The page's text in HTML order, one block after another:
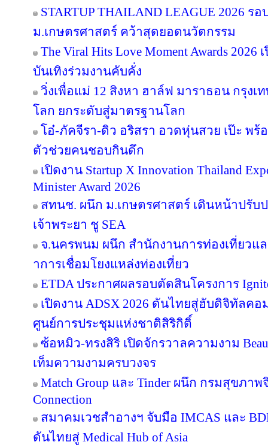
STARTUP THAILAND LEAGUE 2026 ร
ม.เกษตรศาสตร์ คว้าสุดยอดนวัตกรรม
The Viral Hits Love Moment Awards
บันเทิงร่วมงานคับคั่ง
วิ่งเพื่อแม่ 12 สิงหา ฮาล์ฟ มาราธอน กรุงเ
โลก ยกระดับสู่มาตรฐานโลก
โอ๋-ภัคจีรา-ดิว อริสรา อวดหุ่นสวย เป๊ะ พร้
ตัวช่วยคนชอบกินดึก
เปิดงาน Startup X Innovation Thailand
Minister Award 2026
สทนช. ผนึก ม.เกษตรศาสตร์ เดินหน้าปรั
เจ้าพระยา ชู SEA
จ.นครพนม ผนึก สำนักงานการท่องเที่ยวแ
าการเชื่อมโยงแหล่งท่องเที่ยว
ETDA ประกาศผลรอบตัดสินโครงการ
เปิดงาน ADSX 2026 ดันไทยสู่ฮับดิจิทัลคอ
ศูนย์การประชุมแห่งชาติสิริกิติ์
ซ้อหมิว-ทรงสิริ เปิดจักรวาลความงาม
เท็มความงามครบวงจร
Match Group และ Tinder ผนึก กรมสุขภา
Connection
สมาคมเวชสำอางฯ จับมือ IMCAS และ
ดันไทยสู่ Medical Hub of Asia